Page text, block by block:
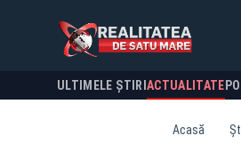
ULTIMELE ȘTIRI ACTUALITATE
Acasă